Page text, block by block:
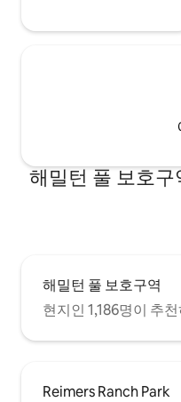
해밀턴 풀 보호구
해밀턴 풀 보호구역
현지인 1,186명이 추
Reimers Ranch Park